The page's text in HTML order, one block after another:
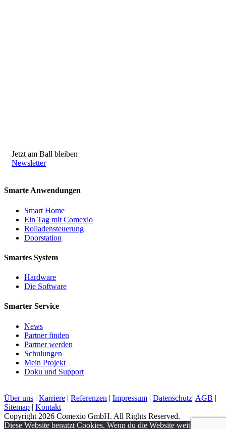
Jetzt am Ball bleiben
Newsletter
Smarte Anwendungen
Smart Home
Ein Tag mit Comexio
Rolladensteuerung
Doorstation
Smartes System
Hardware
Die Software
Smarter Service
News
Partner finden
Partner werden
Schulungen
Mein Projekt
Doku und Support
Über uns | Karriere | Referenzen | Impressum | Datenschutz| AGB |
Sitemap | Kontakt
Copyright 2026 Comexio GmbH. All Rights Reserved.
Diese Website benutzt Cookies. Wenn du die Website weiter nutzt,